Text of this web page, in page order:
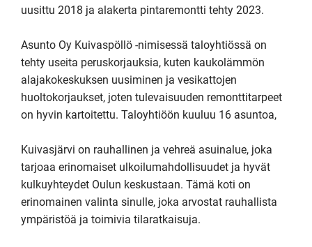
uusittu 2018 ja alakerta pintaremontti tehty 2023.
Asunto Oy Kuivaspöllö -nimisessä taloyhtiössä on
tehty useita peruskorjauksia, kuten kaukolämmön
alajakokeskuksen uusiminen ja vesikattojen
huoltokorjaukset, joten tulevaisuuden remonttitarpeet
on hyvin kartoitettu. Taloyhtiöön kuuluu 16 asuntoa,
Kuivasjärvi on rauhallinen ja vehreä asuinalue, joka
tarjoaa erinomaiset ulkoilumahdollisuudet ja hyvät
kulkuyhteydet Oulun keskustaan. Tämä koti on
erinomainen valinta sinulle, joka arvostat rauhallista
ympäristöä ja toimivia tilaratkaisuja.